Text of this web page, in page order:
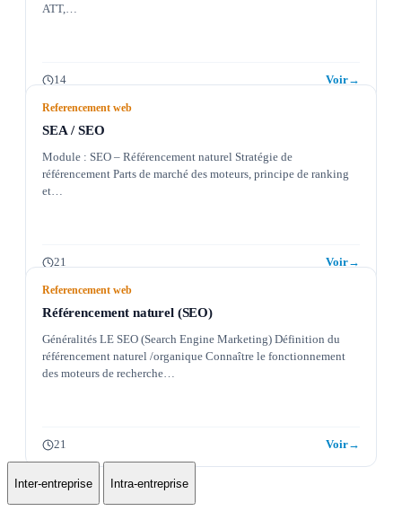
ATT,…
14 Voir→
Referencement web
SEA / SEO
Module : SEO – Référencement naturel Stratégie de
référencement Parts de marché des moteurs, principe de ranking
et…
21 Voir→
Referencement web
Référencement naturel (SEO)
Généralités LE SEO (Search Engine Marketing) Définition du
référencement naturel /organique Connaître le fonctionnement
des moteurs de recherche…
21 Voir→
Inter-entreprise Intra-entreprise